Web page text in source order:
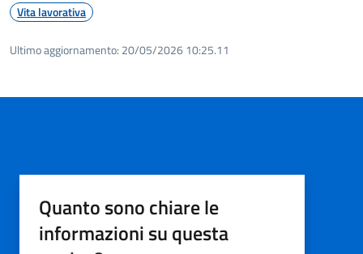
Vita lavorativa
Ultimo aggiornamento: 20/05/2026 10:25.11
Quanto sono chiare le
informazioni su questa